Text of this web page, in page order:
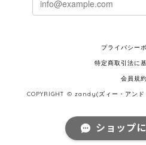
プライバシー
特定商取引法に
会員規約
COPYRIGHT © zandy(ズィー・アンド
ショップ